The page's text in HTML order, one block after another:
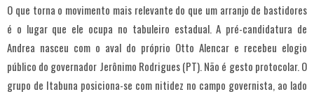
O que torna o movimento mais relevante do que um arranjo de bastidores
é o lugar que ele ocupa no tabuleiro estadual. A pré-candidatura de
Andrea nasceu com o aval do próprio Otto Alencar e recebeu elogio
público do governador Jerônimo Rodrigues (PT). Não é gesto protocolar. O
grupo de Itabuna posiciona-se com nitidez no campo governista, ao lado